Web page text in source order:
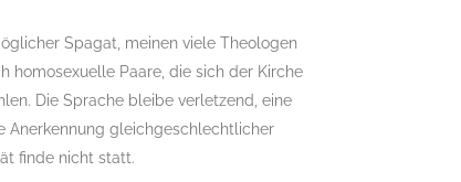
Spagat, meinen viele Theologen
homosexuelle Paare, die sich der Kirche
Die Sprache bleibe verletzend, eine
Anerkennung gleichgeschlechtlicher
finde nicht statt.